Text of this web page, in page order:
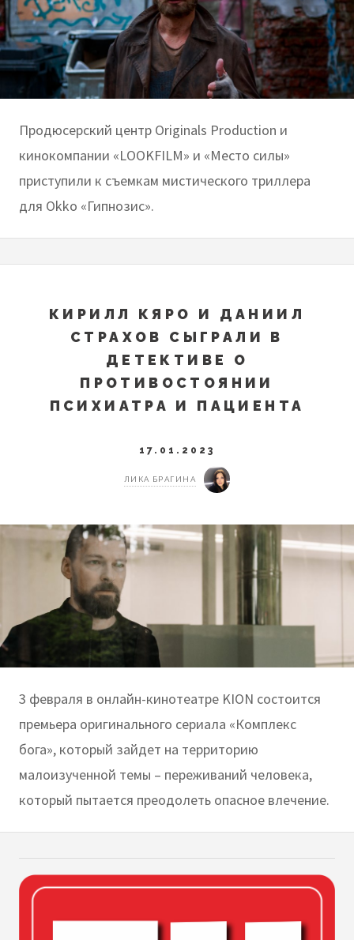
Продюсерский центр Originals Production и
кинокомпании «LOOKFILM» и «Место силы»
приступили к съемкам мистического триллера
для Okko «Гипнозис».
КИРИЛЛ КЯРО И ДАНИИЛ
СТРАХОВ СЫГРАЛИ В
ДЕТЕКТИВЕ О
ПРОТИВОСТОЯНИИ
ПСИХИАТРА И ПАЦИЕНТА
17.01.2023
ЛИКА БРАГИНА
3 февраля в онлайн-кинотеатре KION состоится
премьера оригинального сериала «Комплекс
бога», который зайдет на территорию
малоизученной темы – переживаний человека,
который пытается преодолеть опасное влечение.